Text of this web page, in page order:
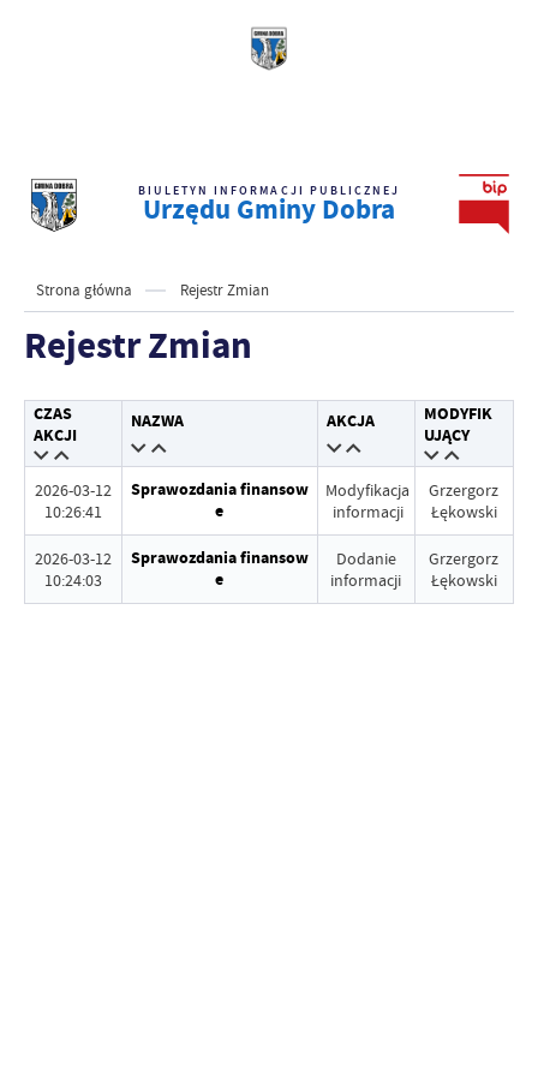
BIULETYN INFORMACJI PUBLICZNEJ
Urzędu Gminy Dobra
Strona główna Rejestr Zmian
Rejestr Zmian
CZAS
AKCJI
NAZWA AKCJA
MODYFIK
UJĄCY
2026-03-12
10:26:41
Sprawozdania finansow
e
Modyfikacja
informacji
Grzergorz
Łękowski
2026-03-12
10:24:03
Sprawozdania finansow
e
Dodanie
informacji
Grzergorz
Łękowski